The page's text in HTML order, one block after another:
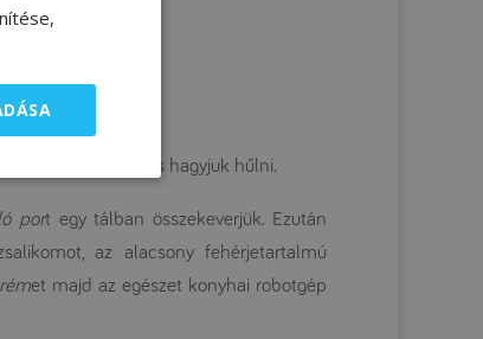
majd leszűrjük és hagyjuk hűlni.
port egy tálban összekeverjük. Ezután
az alacsony fehérjetartalmú
et majd az egészet konyhai robotgép